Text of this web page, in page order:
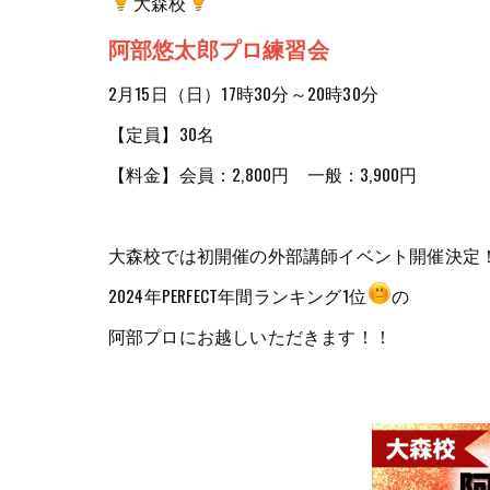
阿部悠太郎プロ練習会
2月15日（日）17時30分～20時30分
【定員】30名
【料金】会員：2,800円 一般：3,900円
大森校では初開催の外部講師イベント開催決定
2024年PERFECT年間ランキング1位
の
阿部プロにお越しいただきます！！